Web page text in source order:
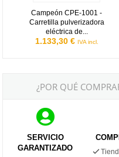
Campeón CPE-1001 -
Carretilla pulverizadora
eléctrica de...
1.133,30 € IVA incl.
¿POR QUÉ
SERVICIO
GARANTIZADO